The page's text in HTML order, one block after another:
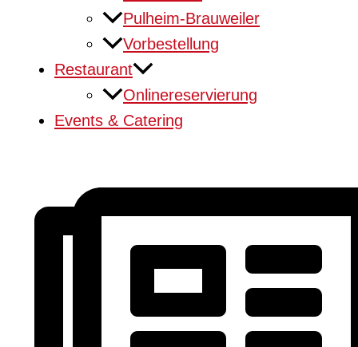
Pulheim-Brauweiler
Vorbestellung
Restaurant
Onlinereservierung
Events & Catering